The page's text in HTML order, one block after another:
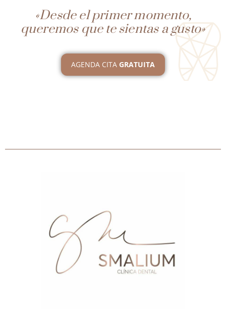
«Desde el primer momento,
queremos que te sientas a gusto»
AGENDA CITA GRATUITA